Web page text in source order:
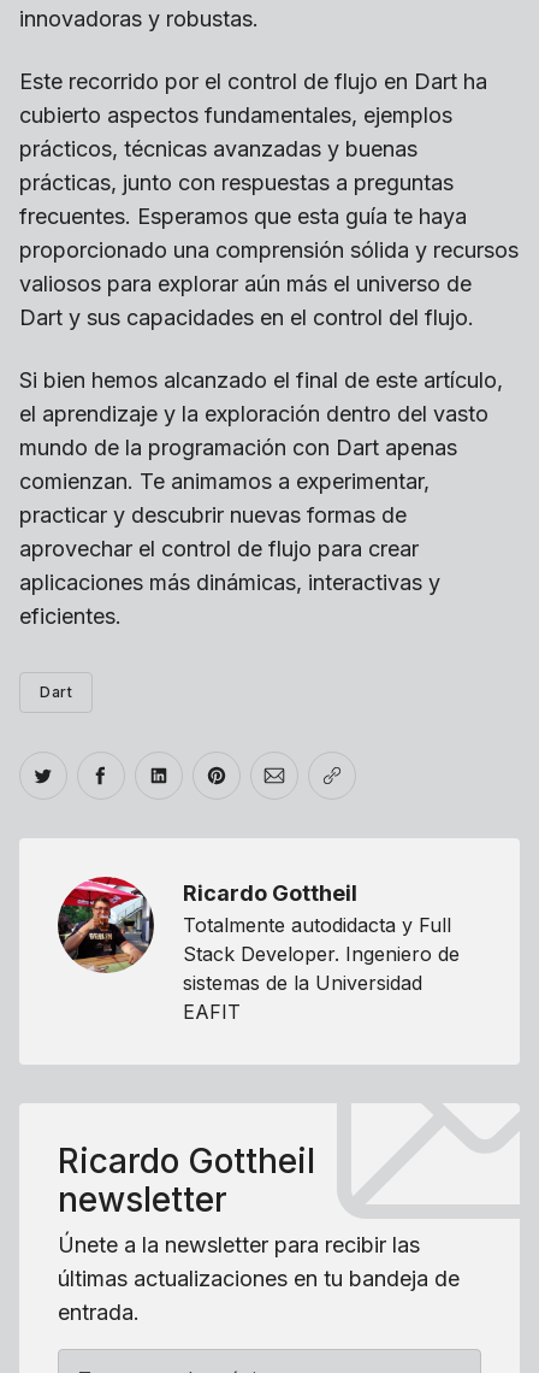
innovadoras y robustas.
Este recorrido por el control de flujo en Dart ha
cubierto aspectos fundamentales, ejemplos
prácticos, técnicas avanzadas y buenas
prácticas, junto con respuestas a preguntas
frecuentes. Esperamos que esta guía te haya
proporcionado una comprensión sólida y recursos
valiosos para explorar aún más el universo de
Dart y sus capacidades en el control del flujo.
Si bien hemos alcanzado el final de este artículo,
el aprendizaje y la exploración dentro del vasto
mundo de la programación con Dart apenas
comienzan. Te animamos a experimentar,
practicar y descubrir nuevas formas de
aprovechar el control de flujo para crear
aplicaciones más dinámicas, interactivas y
eficientes.
Dart
Compartir en Twitter
Compartir en Facebook
Compartir en LinkedIn
Compartir en Pinterest
Compartir por Email
Copiar link
Ricardo Gottheil
Totalmente autodidacta y Full
Stack Developer. Ingeniero de
sistemas de la Universidad
EAFIT
Ricardo Gottheil
newsletter
Únete a la newsletter para recibir las
últimas actualizaciones en tu bandeja de
entrada.
Tu correo electrónico